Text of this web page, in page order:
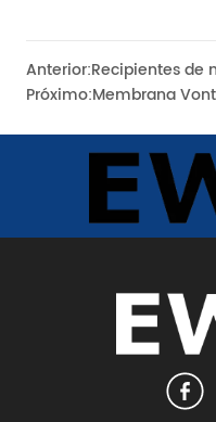
Anterior:Recipientes de
Próximo:Membrana